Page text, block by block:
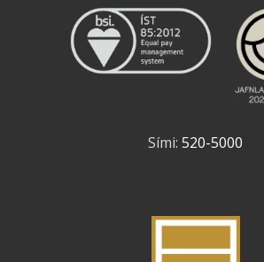
Sími: 520-5000